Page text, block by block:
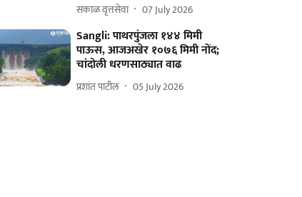
सकाळ वृत्तसेवा 07 July 2026
Sangli: पाथरपुंजला १४४ मिमी
पाऊस, आजअखेर १०७६ मिमी नोंद;
चांदोली धरणसाठ्यात वाढ
प्रशांत पाटील 05 July 2026